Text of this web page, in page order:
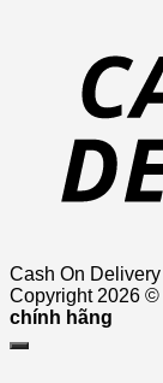
Cash On Delivery
Copyright 2026 ©
chính hãng